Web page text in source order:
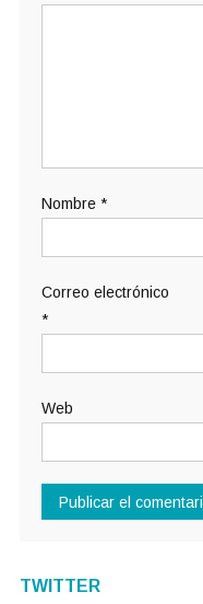
Nombre *
Correo electrónico
*
Web
TWITTER